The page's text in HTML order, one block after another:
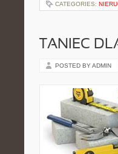
CATEGORIES:
TANIEC
POSTED BY ADMIN